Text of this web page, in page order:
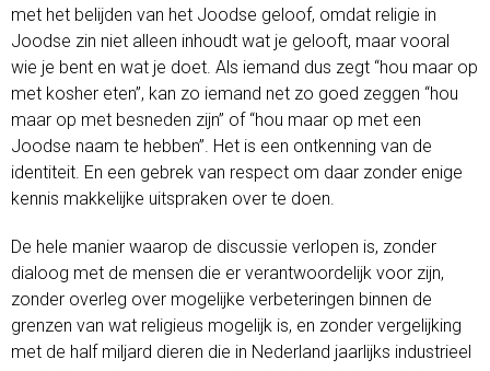
met het belijden van het Joodse geloof, omdat religie in
Joodse zin niet alleen inhoudt wat je gelooft, maar vooral
wie je bent en wat je doet. Als iemand dus zegt “hou maar op
met kosher eten”, kan zo iemand net zo goed zeggen “hou
maar op met besneden zijn” of “hou maar op met een
Joodse naam te hebben”. Het is een ontkenning van de
identiteit. En een gebrek van respect om daar zonder enige
kennis makkelijke uitspraken over te doen.
De hele manier waarop de discussie verlopen is, zonder
dialoog met de mensen die er verantwoordelijk voor zijn,
zonder overleg over mogelijke verbeteringen binnen de
grenzen van wat religieus mogelijk is, en zonder vergelijking
met de half miljard dieren die in Nederland jaarlijks industrieel